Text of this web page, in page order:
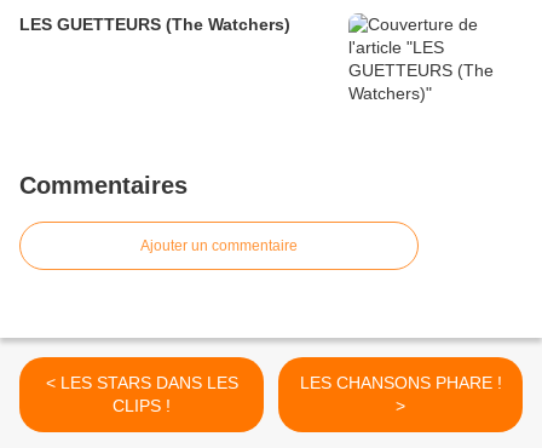
LES GUETTEURS (The Watchers)
Commentaires
Ajouter un commentaire
< LES STARS DANS LES
CLIPS !
LES CHANSONS PHARE !
>